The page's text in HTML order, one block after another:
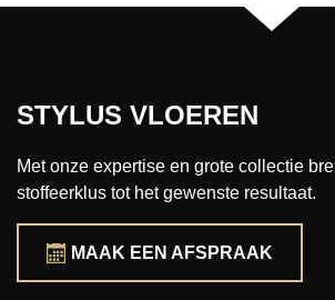
STYLUS VLOEREN
Met onze expertise en grote collectie
stoffeerklus tot het gewenste resultaat.
MAAK EEN AFSPRAAK